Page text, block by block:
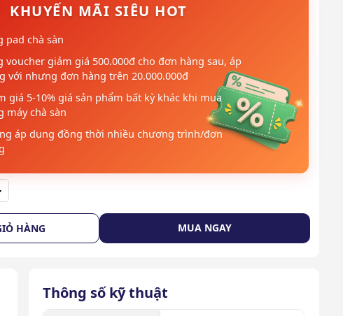
KHUYẾN MÃI SIÊU HOT
pad chà sàn
voucher giảm giá 500.000đ cho đơn hàng sau, áp
với nhưng đơn hàng trên 20.000.000đ
giá 5-10% giá sản phẩm bất kỳ khác khi mua
máy chà sàn
áp dụng đồng thời nhiều chương trình/đơn
HÀNG MUA NGAY
Thông số kỹ thuật